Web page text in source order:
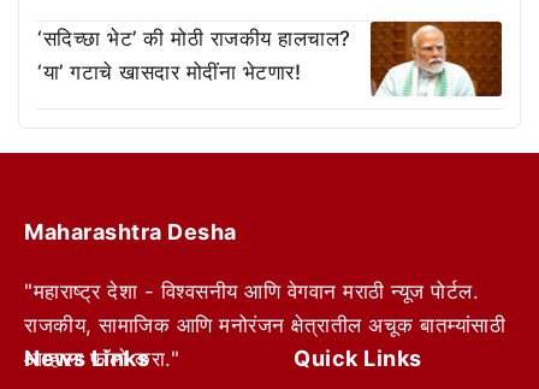
‘सदिच्छा भेट’ की मोठी राजकीय हालचाल?
‘या’ गटाचे खासदार मोदींना भेटणार!
Maharashtra Desha
"महाराष्ट्र देशा - विश्वसनीय आणि वेगवान मराठी न्यूज पोर्टल.
राजकीय, सामाजिक आणि मनोरंजन क्षेत्रातील अचूक बातम्यांसाठी
आम्हाला फॉलो करा."
News Links Quick Links